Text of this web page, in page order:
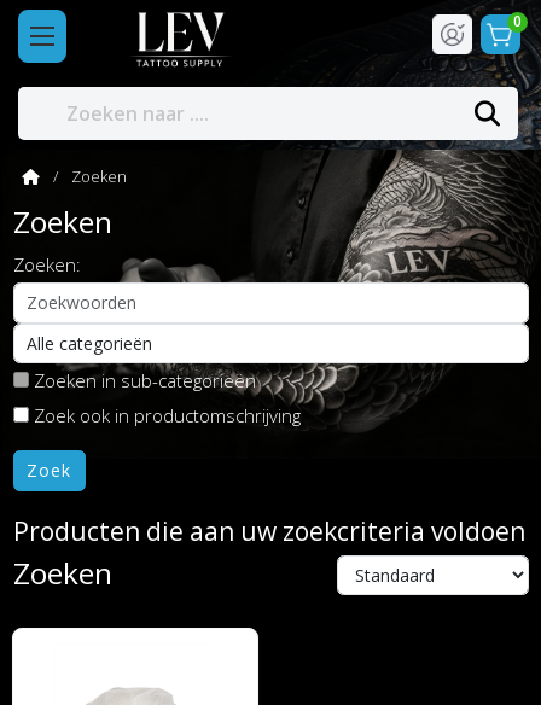
0
Zoeken
Zoeken
Zoeken:
Zoeken in sub-categorieën
Zoek ook in productomschrijving
Producten die aan uw zoekcriteria voldoen
Zoeken